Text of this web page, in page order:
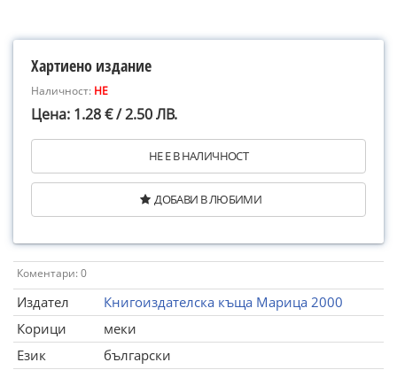
Хартиено издание
Наличност: НЕ
Цена: 1.28 € / 2.50 ЛВ.
НЕ Е В НАЛИЧНОСТ
ДОБАВИ В ЛЮБИМИ
Коментари: 0
Издател
Книгоиздателска къща Марица 2000
Корици
меки
Език
български